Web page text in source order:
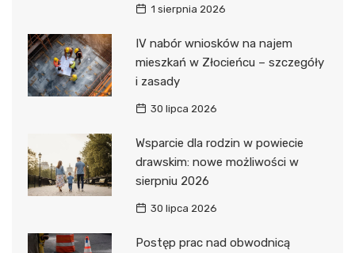
1 sierpnia 2026
IV nabór wniosków na najem
mieszkań w Złocieńcu – szczegóły
i zasady
30 lipca 2026
Wsparcie dla rodzin w powiecie
drawskim: nowe możliwości w
sierpniu 2026
30 lipca 2026
Postęp prac nad obwodnicą